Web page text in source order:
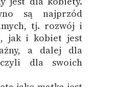
są najprzód
tj. rozwój i
jak i kobiet jest
a dalej dla
dla swoich